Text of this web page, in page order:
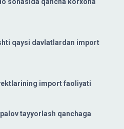
qaysi davlatlardan import
import faoliyati
tayyorlash qanchaga